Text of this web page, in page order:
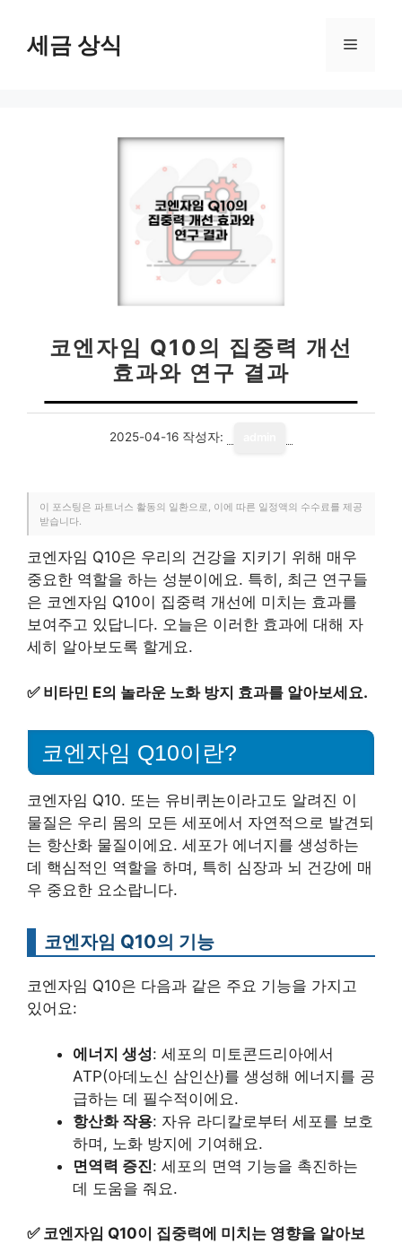
세금 상식 메
코엔자임 Q10의 집중력 개선
효과와 연구 결과
2025-04-16 작성자:
이 포스팅은 파트너스 활동의 일환으로, 이에 따른 일정액의 수수료를 제공
받습니다.
코엔자임 Q10은 우리의 건강을 지키기 위해 매우
중요한 역할을 하는 성분이에요. 특히, 최근 연구들
은 코엔자임 Q10이 집중력 개선에 미치는 효과를
보여주고 있답니다. 오늘은 이러한 효과에 대해 자
세히 알아보도록 할게요.
✅ 비타민 E의 놀라운 노화 방지 효과를 알아보세요.
코엔자임 Q10이란?
코엔자임 Q10. 또는 유비퀴논이라고도 알려진 이
물질은 우리 몸의 모든 세포에서 자연적으로 발견되
는 항산화 물질이에요. 세포가 에너지를 생성하는
데 핵심적인 역할을 하며, 특히 심장과 뇌 건강에 매
우 중요한 요소랍니다.
코엔자임 Q10의 기능
코엔자임 Q10은 다음과 같은 주요 기능을 가지고
있어요:
에너지 생성: 세포의 미토콘드리아에서
ATP(아데노신 삼인산)를 생성해 에너지를 공
급하는 데 필수적이에요.
항산화 작용: 자유 라디칼로부터 세포를 보호
하며, 노화 방지에 기여해요.
면역력 증진: 세포의 면역 기능을 촉진하는
데 도움을 줘요.
✅ 코엔자임 Q10이 집중력에 미치는 영향을 알아보